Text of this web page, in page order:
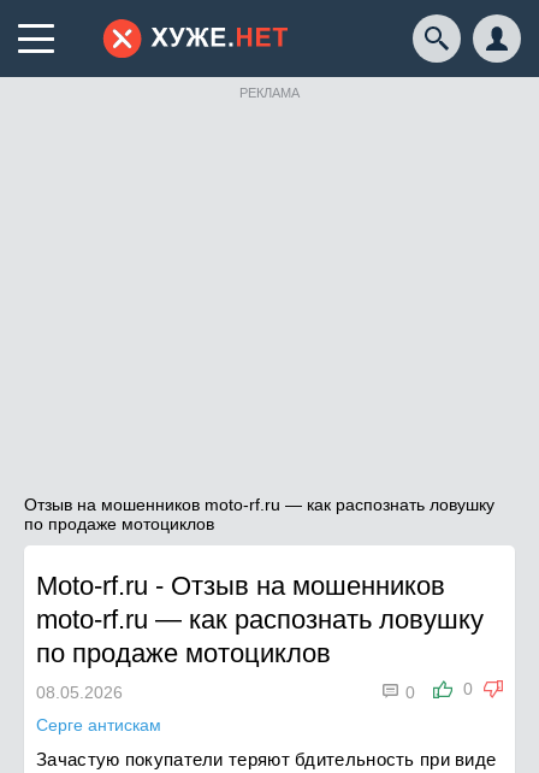
РЕКЛАМА
Отзыв на мошенников moto-rf.ru — как распознать ловушку
по продаже мотоциклов
Moto-rf.ru - Отзыв на мошенников
moto-rf.ru — как распознать ловушку
по продаже мотоциклов
0
 0
08.05.2026
Серге антискам
Зачастую покупатели теряют бдительность при виде